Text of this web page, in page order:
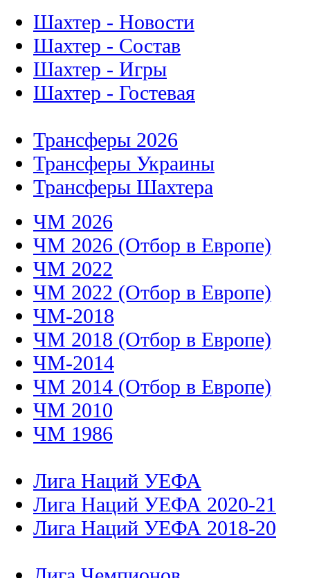
Шахтер - Новости
Шахтер - Состав
Шахтер - Игры
Шахтер - Гостевая
Трансферы 2026
Трансферы Украины
Трансферы Шахтера
ЧМ 2026
ЧМ 2026 (Отбор в Европе)
ЧМ 2022
ЧМ 2022 (Отбор в Европе)
ЧМ-2018
ЧМ 2018 (Отбор в Европе)
ЧМ-2014
ЧМ 2014 (Отбор в Европе)
ЧМ 2010
ЧМ 1986
Лига Наций УЕФА
Лига Наций УЕФА 2020-21
Лига Наций УЕФА 2018-20